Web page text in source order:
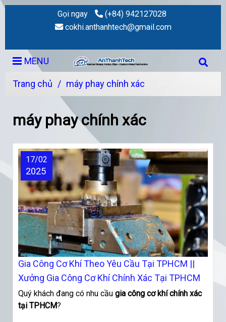
Gọi ngay
(+84) 942127028
cokhi.anthanhtech@gmail.com
MENU
Trang chủ / máy phay chính xác
máy phay chính xác
Gia Công Cơ Khí Theo Yêu Cầu Tại TPHCM ||
Xưởng Gia Công Cơ Khí Chính Xác Tại TPHCM
17/02
2025
Quý khách đang có nhu cầu gia công cơ khí chính xác
tại TPHCM?